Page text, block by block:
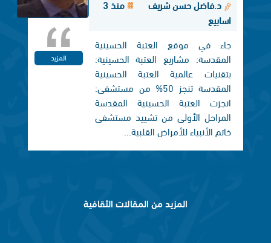
د.فاضل حسن شريف
منذ 3
اسابيع
جاء في موقع العتبة الحسينية
المقدسة: مشاريع العتبة الحسينية:
بتقنيات عالمية العتبة الحسينية
المقدسة تنجز 50% من مستشفى:
انجزت العتبة الحسينية المقدسة
المراحل الأولى من تشييد مستشفى
خاتم الأنبياء للأمراض القلبية...
المزيد
المزيد من المقالات الثقافية